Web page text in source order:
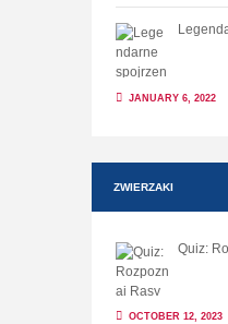
JANUARY 6, 2022
ZWIERZAKI
Quiz:
OCTOBER 12, 2023